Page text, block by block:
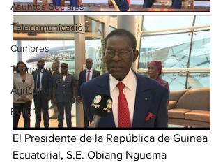
Asuntos Sociales
Telecomunicación
Cumbres
Tecnología
Agricultura
Religión
El Presidente de la República de Guinea
Ecuatorial, S.E. Obiang Nguema